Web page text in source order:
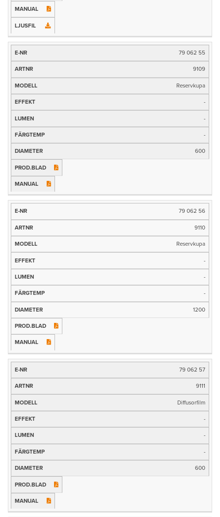
79 062 55
9109
Reservkupa
-
-
-
600
79 062 56
9110
Reservkupa
-
-
-
1200
79 062 57
9111
Diffusorfilm
-
-
-
600